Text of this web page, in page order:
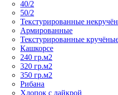
40/2
50/2
Текстурированные
Армированные
Текстурированные
Кашкорсе
240 гр.м2
320 гр.м2
350 гр.м2
Рибана
Хлопок с лайкрой